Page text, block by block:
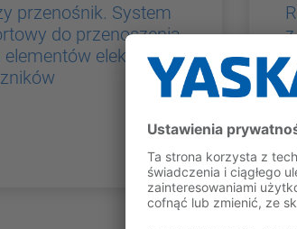
przenośnik. System
do przenoszenia
elementów elektroniki i